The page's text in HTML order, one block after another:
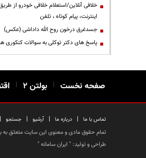
خلافی آنلاین/استعلام خلافی خودرو از
اینترنت، پیام کوتاه ، تلفن
جسدغرق درخون روح الله داداشی (عکس)
پاسخ های دکتر توکلی به سوالات کنکوری
صفحه نخست | بولتن ۲ |
تماس با ما | درباره ما | آرشیو | جستجو |
تمام حقوق مادی و معنوی این سایت متعلق به
طراحی و تولید: " ایران سامانه"